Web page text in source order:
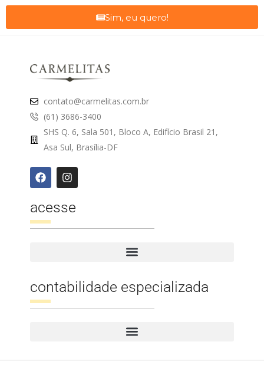
Sim, eu quero!
contato@carmelitas.com.br
(61) 3686-3400
SHS Q. 6, Sala 501, Bloco A, Edifício Brasil 21,
Asa Sul, Brasília-DF
acesse
contabilidade especializada